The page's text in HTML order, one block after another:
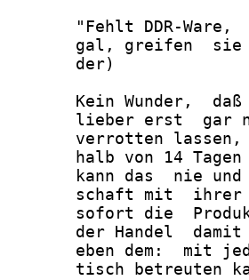
"Fehlt DDR-Ware,
gal, greifen
       der)
Kein Wunder,
lieber erst  gar
verrotten
halb von 14
kann das  nie
schaft mit
sofort die
der Handel
eben dem:  mit
tisch betreuten